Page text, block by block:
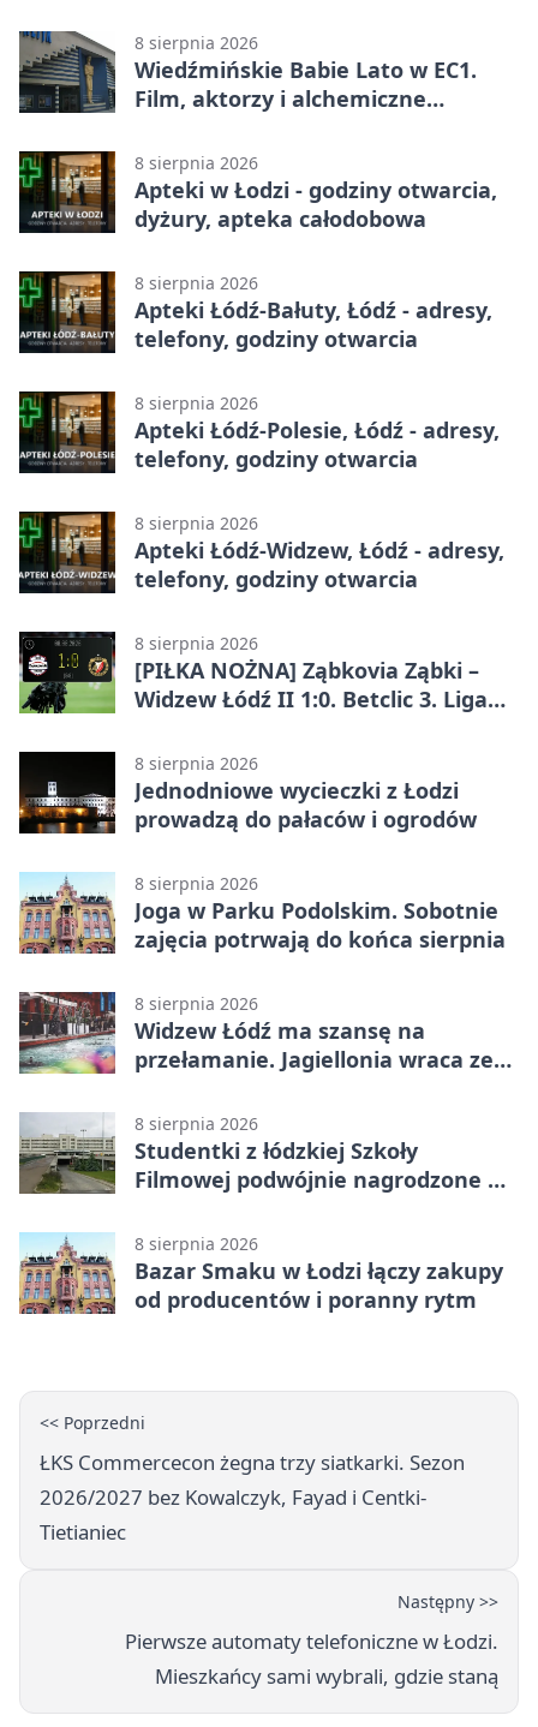
8 sierpnia 2026
Wiedźmińskie Babie Lato w EC1.
Film, aktorzy i alchemiczne
8 sierpnia 2026
Apteki w Łodzi - godziny otwarcia,
dyżury, apteka całodobowa
8 sierpnia 2026
Apteki Łódź-Bałuty, Łódź - adresy,
telefony, godziny otwarcia
8 sierpnia 2026
Apteki Łódź-Polesie, Łódź - adresy,
telefony, godziny otwarcia
8 sierpnia 2026
Apteki Łódź-Widzew, Łódź - adresy,
telefony, godziny otwarcia
8 sierpnia 2026
[PIŁKA NOŻNA] Ząbkovia Ząbki –
Widzew Łódź II 1:0. Betclic 3. Liga
rozstrzygnięciem po przerwie
8 sierpnia 2026
Jednodniowe wycieczki z Łodzi
prowadzą do pałaców i ogrodów
8 sierpnia 2026
Joga w Parku Podolskim. Sobotnie
zajęcia potrwają do końca sierpnia
8 sierpnia 2026
Widzew Łódź ma szansę na
przełamanie. Jagiellonia wraca ze
8 sierpnia 2026
Studentki z łódzkiej Szkoły
Filmowej podwójnie nagrodzone na
8 sierpnia 2026
Bazar Smaku w Łodzi łączy zakupy
od producentów i poranny rytm
<< Poprzedni
ŁKS Commercecon żegna trzy siatkarki. Sezon
2026/2027 bez Kowalczyk, Fayad i Centki-
Tietianiec
Następny >>
Pierwsze automaty telefoniczne w Łodzi.
Mieszkańcy sami wybrali, gdzie staną